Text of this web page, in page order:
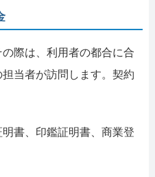
際は、利用者の都合に合
当者が訪問します。契約
書、印鑑証明書、商業登